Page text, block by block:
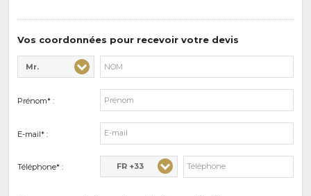
de
Vos coordonnées pour recevoir votre devis
Civilité* :
Mr.
Nom* :
Prénom* :
E-mail* :
Téléphone* : FR +33